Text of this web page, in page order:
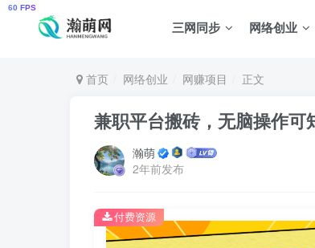
三网同步 网络创业
首页 网络创业 网赚项目 正文
兼职平台搬砖，无脑操作可
瀚萌
2年前发布
付费资源